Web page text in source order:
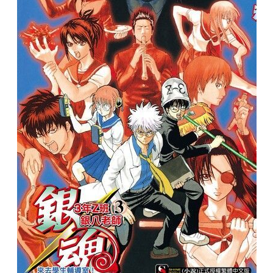
未完成交易≦1次 （近半年）
日常與非日常盡收其中！校園氣息滿點的小說版銀魂第三彈！